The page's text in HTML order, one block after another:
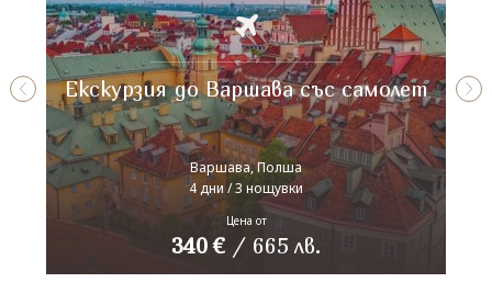
Екскурзия до Варшава със самолет
Варшава, Полша
4 дни / 3 нощувки
Цена от
340 € / 665 лв.